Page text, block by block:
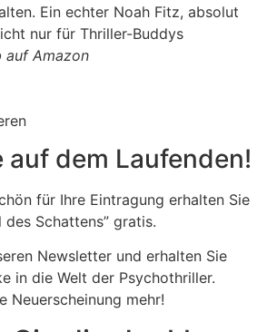
Ein echter Noah Fitz, absolut
nur für Thriller-Buddys
auf Amazon
auf dem Laufenden!
für Ihre Eintragung erhalten Sie
des Schattens” gratis.
Newsletter und erhalten Sie
in die Welt der Psychothriller.
Neuerscheinung mehr!